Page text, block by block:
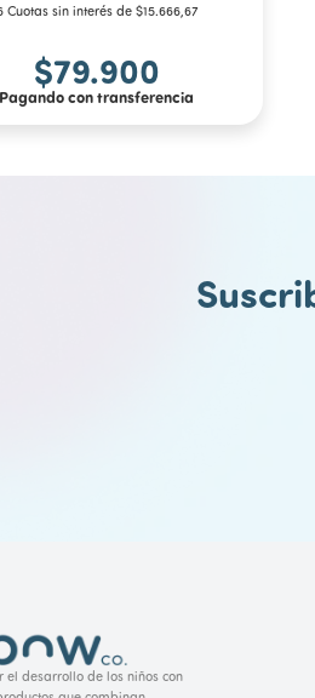
Cuotas sin interés de $15.666,67
$79.900
Pagando con transferencia
el desarrollo de los niños con